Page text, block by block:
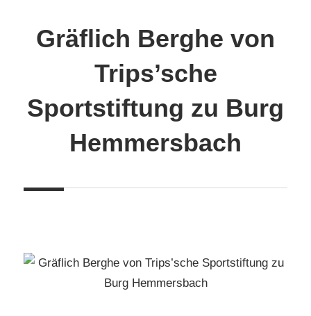
Inhalt
springen
Gräflich Berghe von
Trips’sche
Sportstiftung zu Burg
Hemmersbach